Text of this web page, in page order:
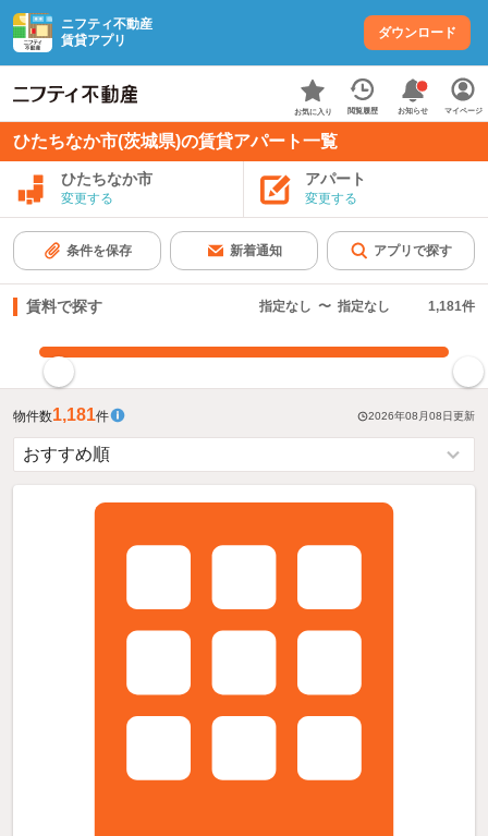
ニフティ不動産
賃貸アプリ
ダウンロード
お気に入り 閲覧履歴 お知らせ マイページ
ひたちなか市(茨城県)の賃貸アパート一覧
ひたちなか市
変更する
アパート
変更する
条件を保存 新着通知 アプリで探す
賃料で探す 指定なし 〜 指定なし 1,181件
物件数1,181件 2026年08月08日更新